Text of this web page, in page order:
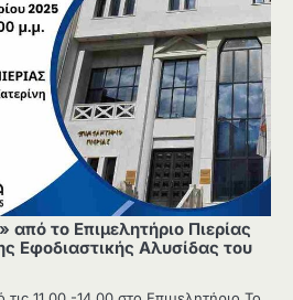
το Επιμελητήριο Πιερίας
Εφοδιαστικής Αλυσίδας του